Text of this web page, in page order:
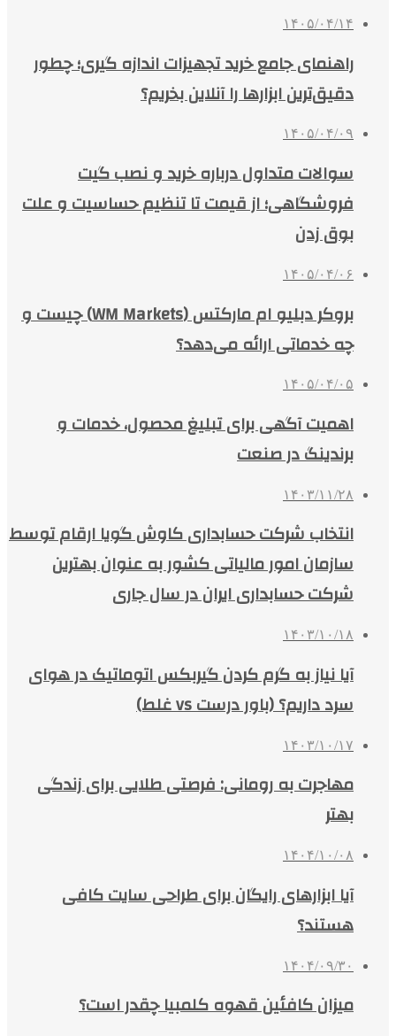
۱۴۰۵/۰۴/۱۴
راهنمای جامع خرید تجهیزات اندازه گیری؛ چطور
دقیق‌ترین ابزارها را آنلاین بخریم؟
۱۴۰۵/۰۴/۰۹
سوالات متداول درباره خرید و نصب گیت
فروشگاهی؛ از قیمت تا تنظیم حساسیت و علت
بوق زدن
۱۴۰۵/۰۴/۰۶
بروکر دبلیو ام مارکتس (WM Markets) چیست و
چه خدماتی ارائه می‌دهد؟
۱۴۰۵/۰۴/۰۵
اهمیت آگهی برای تبلیغ محصول، خدمات و
برندینگ در صنعت
۱۴۰۳/۱۱/۲۸
انتخاب شرکت حسابداری کاوش گویا ارقام توسط
سازمان امور مالیاتی کشور به عنوان بهترین
شرکت حسابداری ایران در سال جاری
۱۴۰۳/۱۰/۱۸
آیا نیاز به گرم کردن گیربکس اتوماتیک در هوای
سرد داریم؟ (باور درست vs غلط)
۱۴۰۳/۱۰/۱۷
مهاجرت به رومانی: فرصتی طلایی برای زندگی
بهتر
۱۴۰۴/۱۰/۰۸
آیا ابزارهای رایگان برای طراحی سایت کافی
هستند؟
۱۴۰۴/۰۹/۳۰
میزان کافئین قهوه کلمبیا چقدر است؟